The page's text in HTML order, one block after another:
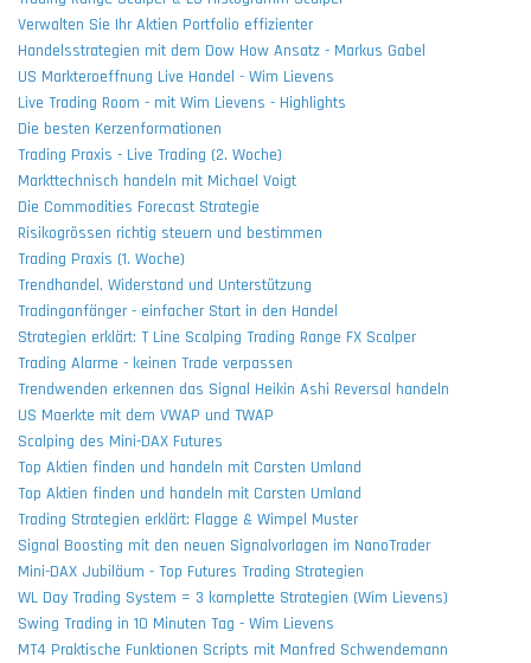
Verwalten Sie Ihr Aktien Portfolio effizienter
Handelsstrategien mit dem Dow How Ansatz - Markus Gabel
US Markteroeffnung Live Handel - Wim Lievens
Live Trading Room - mit Wim Lievens - Highlights
Die besten Kerzenformationen
Trading Praxis - Live Trading (2. Woche)
Markttechnisch handeln mit Michael Voigt
Die Commodities Forecast Strategie
Risikogrössen richtig steuern und bestimmen
Trading Praxis (1. Woche)
Trendhandel, Widerstand und Unterstützung
Tradinganfänger - einfacher Start in den Handel
Strategien erklärt: T Line Scalping Trading Range FX Scalper
Trading Alarme - keinen Trade verpassen
Trendwenden erkennen das Signal Heikin Ashi Reversal handeln
US Maerkte mit dem VWAP und TWAP
Scalping des Mini-DAX Futures
Top Aktien finden und handeln mit Carsten Umland
Top Aktien finden und handeln mit Carsten Umland
Trading Strategien erklärt: Flagge & Wimpel Muster
Signal Boosting mit den neuen Signalvorlagen im NanoTrader
Mini-DAX Jubiläum - Top Futures Trading Strategien
WL Day Trading System = 3 komplette Strategien (Wim Lievens)
Swing Trading in 10 Minuten Tag - Wim Lievens
MT4 Praktische Funktionen Scripts mit Manfred Schwendemann